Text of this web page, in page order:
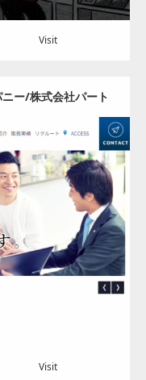
Visit
ー/株式会社パート
Visit